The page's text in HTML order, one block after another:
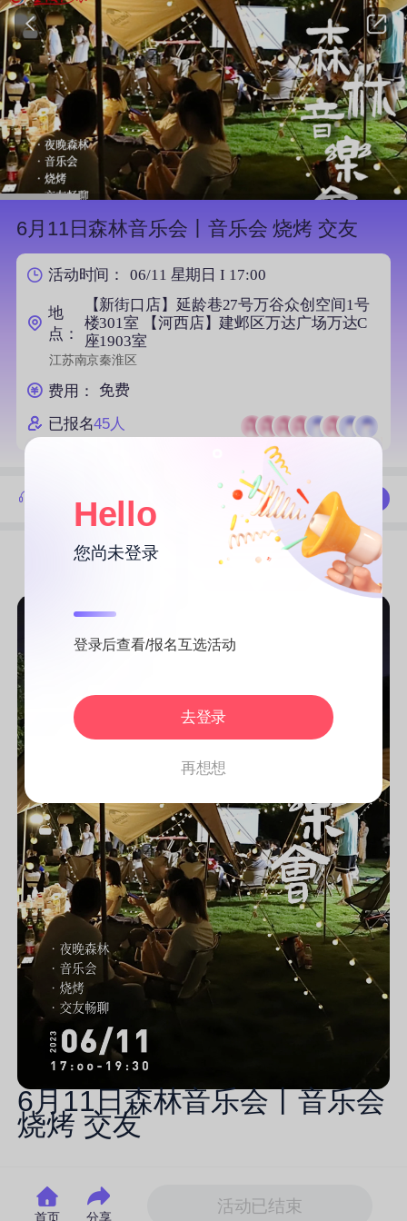
6月11日森林音乐会丨音乐会 烧烤 交友
活动时间： 06/11 星期日 I 17:00
地
点：
【新街口店】延龄巷27号万谷众创空间1号
楼301室 【河西店】建邺区万达广场万达C
座1903室
江苏南京秦淮区
费用：
免费
已报名45人
活动答疑，了解活动进展 联系我们
活动详情 活动流程
6月11日森林音乐会丨音乐会
烧烤 交友
首页 分享
活动已结束
Hello
您尚未登录
登录后查看/报名互选活动
去登录
再想想